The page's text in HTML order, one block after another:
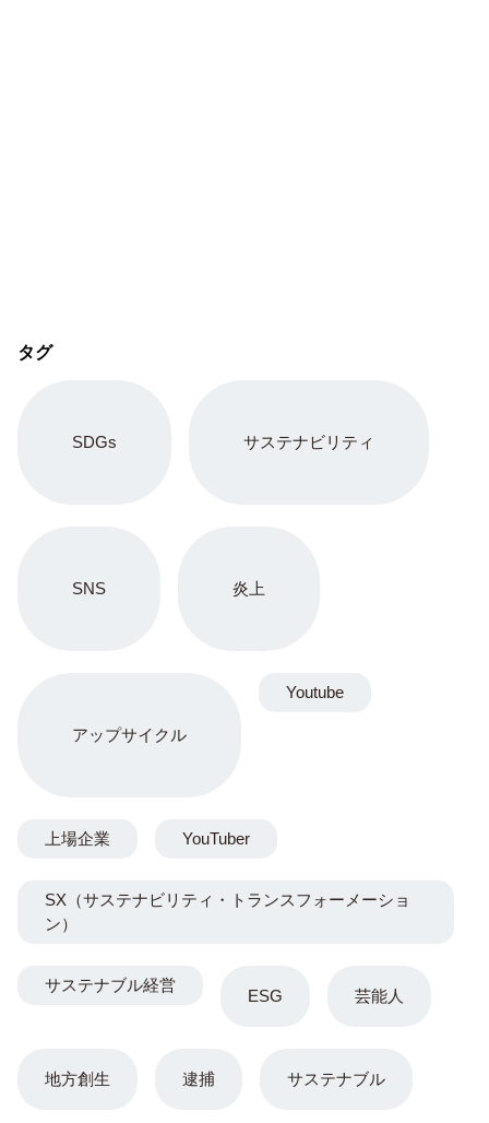
タグ
SDGs サステナビリティ
SNS 炎上
アップサイクル
ESG 芸能人
地方創生 逮捕 サステナブル
Youtube
上場企業 YouTuber
SX（サステナビリティ・トランスフォーメーショ
ン）
サステナブル経営